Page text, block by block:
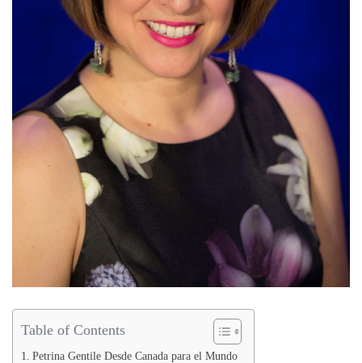
Table of Contents
Petrina Gentile Desde Canada para el Mundo